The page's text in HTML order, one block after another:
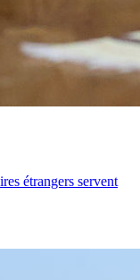
étrangers servent